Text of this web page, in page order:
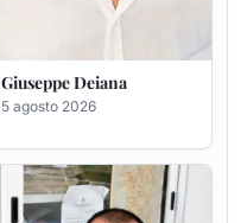
Bastianino Taras
4 agosto 2026